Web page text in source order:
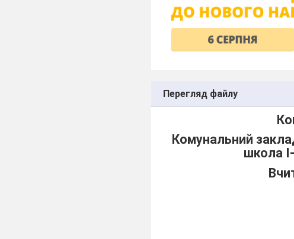
Перегляд файлу
Комунальний
школа І-